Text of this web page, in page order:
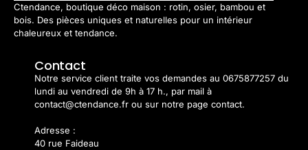
Ctendance, boutique déco maison : rotin, osier, bambou et
bois. Des pièces uniques et naturelles pour un intérieur
chaleureux et tendance.
Contact
Notre service client traite vos demandes au 0675877257 du
lundi au vendredi de 9h à 17 h., par mail à
contact@ctendance.fr ou sur notre page contact.
Adresse :
40 rue Faideau